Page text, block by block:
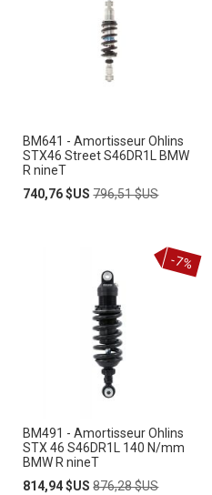
BM641 - Amortisseur Ohlins
STX46 Street S46DR1L BMW
R nineT
Prix
740,76 $US Prix
796,51 $US
BM491 - Amortisseur Ohlins
STX 46 S46DR1L 140 N/mm
BMW R nineT
Prix
814,94 $US Prix
876,28 $US
-7%